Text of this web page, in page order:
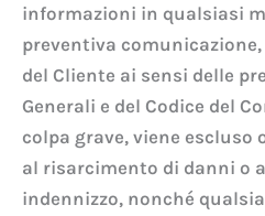
informazioni in qualsiasi
preventiva
del Cliente ai sensi delle
Generali e del Codice del
colpa grave, viene
al risarcimento di danni o
indennizzo, nonché